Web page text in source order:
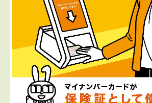
2024.08.29...9月から診療日が変更
9月より月曜日が休診になります。
木曜日午後は診療いたします。